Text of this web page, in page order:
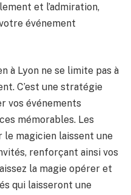
et l’admiration,
événement
à Lyon ne se limite pas à
C’est une stratégie
vos événements
mémorables. Les
le magicien laissent une
renforçant ainsi vos
la magie opérer et
qui laisseront une